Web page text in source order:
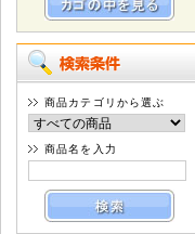
商品カテゴリから選ぶ
商品名を入力